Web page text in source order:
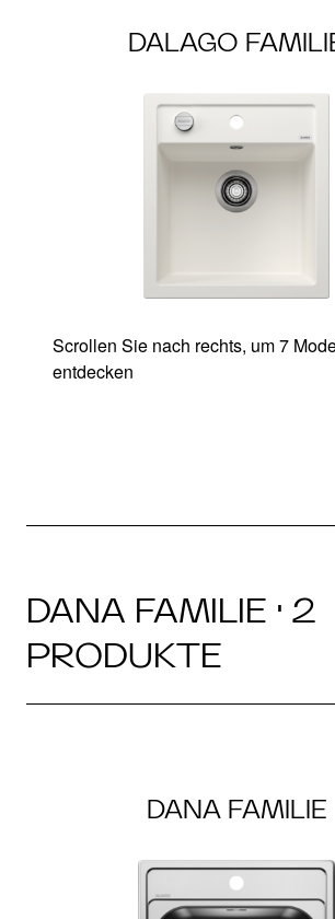
DALAGO
Scrollen Sie nach rechts, um 7
entdecken
DANA FAMILIE · 2
PRODUKTE
DANA FAMILIE